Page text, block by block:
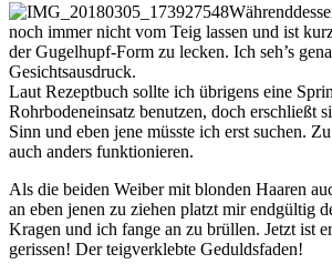
noch immer nicht vom Teig lassen und ist
der Gugelhupf-Form zu lecken. Ich seh’s
Gesichtsausdruck.
Laut Rezeptbuch sollte ich übrigens eine
Rohrbodeneinsatz benutzen, doch erschließt
Sinn und eben jene müsste ich erst suchen.
auch anders funktionieren.
Als die beiden Weiber mit blonden Haaren
an eben jenen zu ziehen platzt mir endgültig
Kragen und ich fange an zu brüllen. Jetzt ist
gerissen! Der teigverklebte Geduldsfaden!